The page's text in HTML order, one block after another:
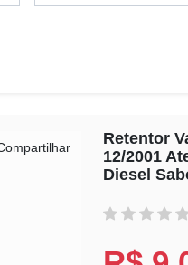
Retentor
12/2001
Diesel